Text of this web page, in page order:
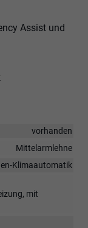
Assist und
vorhanden
Mittelarmlehne
Klimaautomatik
mit